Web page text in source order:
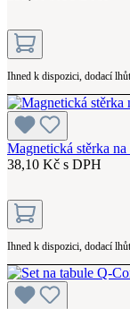
Ihned k dispozici, dodací
Magnetická stěrka
38,10 Kč s DPH
Ihned k dispozici, dodací